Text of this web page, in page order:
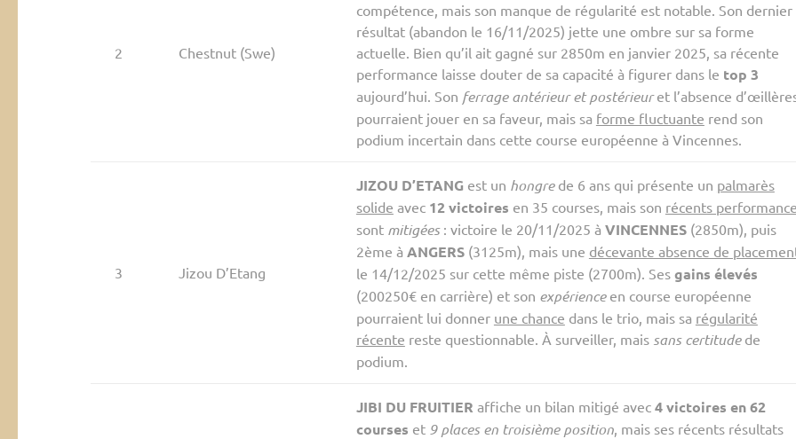
2 Chestnut (Swe)
compétence, mais son manque de régularité est notable. Son dernier
résultat (abandon le 16/11/2025) jette une ombre sur sa forme
actuelle. Bien qu’il ait gagné sur 2850m en janvier 2025, sa récente
performance laisse douter de sa capacité à figurer dans le top 3
aujourd’hui. Son ferrage antérieur et postérieuret l’absence
pourraient jouer en sa faveur, mais sa forme fluctuante rend son
podium incertain dans cette course européenne à Vincennes.
3 Jizou D’Etang
JIZOU D’ETANG est un hongrede 6 ans qui présente un palmarès
solide avec 12 victoires en 35 courses, mais son récents
sont mitigées: victoire le 20/11/2025 à VINCENNES(2850m), puis
2ème à ANGERS(3125m), mais une décevante absence de
le 14/12/2025 sur cette même piste (2700m). Ses gains élevés
(200250€ en carrière) et son expérienceen course européenne
pourraient lui donner une chance dans le trio, mais sa régularité
récente reste questionnable. À surveiller, mais sans certitudede
podium.
JIBI DU FRUITIER affiche un bilan mitigé avec 4 victoires en 62
courses et 9 places en troisième position, mais ses récents résultats